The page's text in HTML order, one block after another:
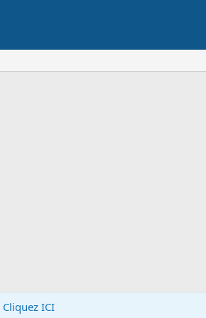
Cliquez ICI